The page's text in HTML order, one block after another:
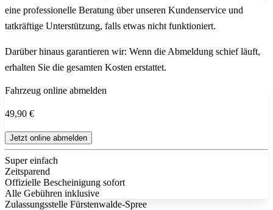
eine professionelle Beratung über unseren Kundenservice und
tatkräftige Unterstützung, falls etwas nicht funktioniert.
Darüber hinaus garantieren wir: Wenn die Abmeldung schief läuft,
erhalten Sie die gesamten Kosten erstattet.
Fahrzeug online abmelden
49,90 €
Jetzt online abmelden
Super einfach
Zeitsparend
Offizielle Bescheinigung sofort
Alle Gebühren inklusive
Zulassungsstelle Fürstenwalde-Spree